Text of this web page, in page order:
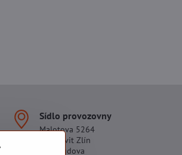
Sídlo provozovny
Malotova 5264
Areál Svit Zlín
113. budova